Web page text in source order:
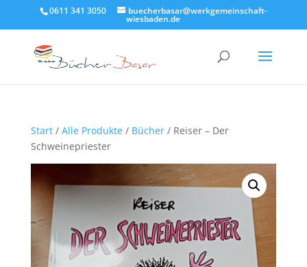
0611 341 3050 buecherbasar@werkgemeinschaft-
wiesbaden.de
Start/ Alle Produkte/ Bücher/ Reiser – Der
Schweinepriester